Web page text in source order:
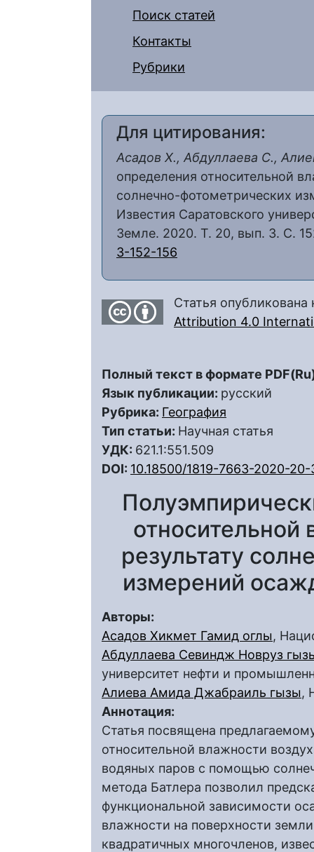
Поиск статей
Контакты
Рубрики
Для цитирования:
Асадов Х., Абдуллаева С.,
определения относительной
солнечно-фотометрических
Известия Саратовского
Земле. 2020. Т. 20, вып. 3. С.
3-152-156
Статья
Attribution 4.0
Полный текст в формате
Язык публикации: русский
Рубрика: География
Тип статьи: Научная статья
УДК: 621.1:551.509
DOI: 10.18500/1819-7663-2020-
относительной
результату
измерений
Авторы:
Асадов Хикмет Гамид оглы,
Абдуллаева Севиндж Новруз
университет нефти и
Алиева Амида Джабраиль гызы,
Аннотация:
Статья посвящена
относительной влажности
водяных паров с помощью
метода Батлера позволил
функциональной зависимости
влажности на поверхности
квадратичных многочленов,